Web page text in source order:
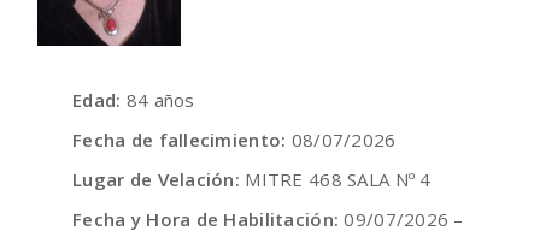
Edad: 84 años
Fecha de fallecimiento: 08/07/2026
Lugar de Velación: MITRE 468 SALA Nº 4
Fecha y Hora de Habilitación: 09/07/2026 –